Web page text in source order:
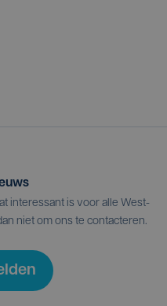
interessant is voor alle West-
niet om ons te contacteren.